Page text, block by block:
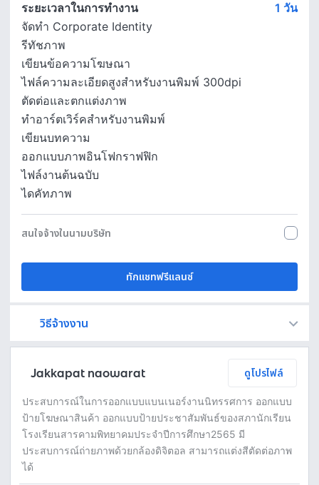
ระยะเวลาในการทำงาน
1 วัน
จัดทำ Corporate Identity
รีทัชภาพ
เขียนข้อความโฆษณา
ไฟล์ความละเอียดสูงสำหรับงานพิมพ์ 300dpi
ตัดต่อและตกแต่งภาพ
ทำอาร์ตเวิร์คสำหรับงานพิมพ์
เขียนบทความ
ออกแบบภาพอินโฟกราฟฟิก
ไฟล์งานต้นฉบับ
ไดคัทภาพ
สนใจจ้างในนามบริษัท
ทักแชทฟรีแลนซ์
วิธีจ้างงาน
Jakkapat naowarat ดูโปรไฟล์
ประสบการณ์ในการออกแบบแบนเนอร์งานนิทรรศการ ออกแบบ
ป้ายโฆษณาสินค้า ออกแบบป้ายประชาสัมพันธ์ของสภานักเรียน
โรงเรียนสารคามพิทยาคมประจำปีการศึกษา2565 มี
ประสบการณ์ถ่ายภาพด้วยกล้องดิจิตอล สามารถแต่งสีตัดต่อภาพ
ได้